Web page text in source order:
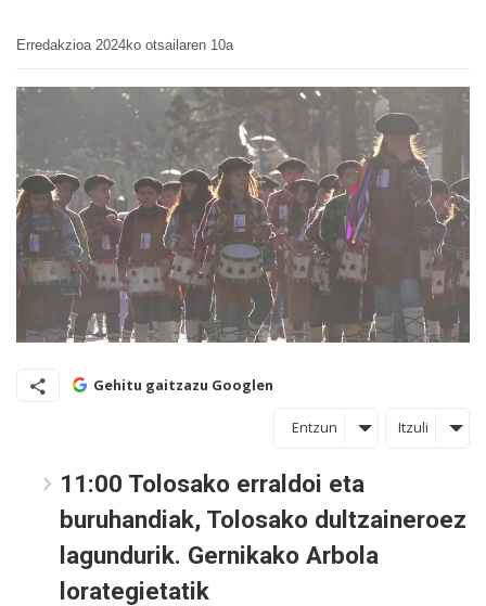
Erredakzioa 2024ko otsailaren 10a
Gehitu gaitzazu Googlen
Entzun Itzuli
11:00 Tolosako erraldoi eta
buruhandiak, Tolosako dultzaineroez
lagundurik. Gernikako Arbola
lorategietatik